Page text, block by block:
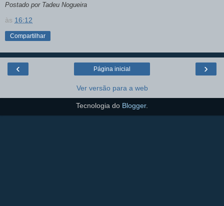
Postado por Tadeu Nogueira
às 16:12
Compartilhar
‹ ›
Página inicial
Ver versão para a web
Tecnologia do Blogger.